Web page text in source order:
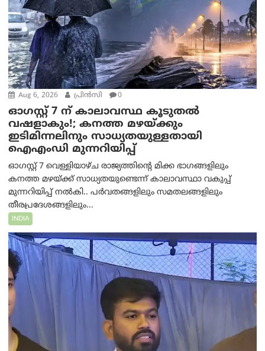
Aug 6, 2026 പ്രിന്‍സി 0
ഓഗസ്റ്റ് 7 ന് കാലാവസ്ഥ കൂടുതൽ
വഷളാകും!; കനത്ത മഴയ്ക്കും
ഇടിമിന്നലിനും സാധ്യതയുള്ളതായി
ഐഎംഡി മുന്നറിയിപ്പ്
ഓഗസ്റ്റ് 7 വെള്ളിയാഴ്ച രാജ്യത്തിന്റെ മിക്ക ഭാഗങ്ങളിലും
കനത്ത മഴയ്ക്ക് സാധ്യതയുണ്ടെന്ന് കാലാവസ്ഥാ വകുപ്പ്
മുന്നറിയിപ്പ് നൽകി.. പർവതങ്ങളിലും സമതലങ്ങളിലും
തീരപ്രദേശങ്ങളിലും...
INDIA